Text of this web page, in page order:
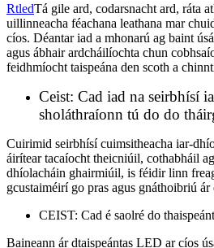
RtledTá gile ard, codarsnacht ard, ráta
uillinneacha féachana leathana mar
cíos. Déantar iad a mhonarú ag baint
agus ábhair ardcháilíochta chun
feidhmíocht taispeána den scoth a
Ceist: Cad iad na seirbhísí
sholáthraíonn tú do do
Cuirimid seirbhísí cuimsitheacha iar-
áirítear tacaíocht theicniúil, cothabháil
dhíolacháin ghairmiúil, is féidir linn
gcustaiméirí go pras agus gnáthoibriú
CEIST: Cad é saolré do
Baineann ár dtaispeántas LED ar cíos